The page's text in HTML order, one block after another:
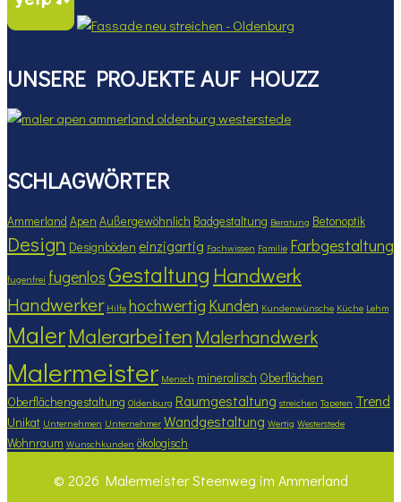
UNSERE PROJEKTE AUF HOUZZ
SCHLAGWÖRTER
Ammerland Apen Außergewöhnlich Badgestaltung Beratung Betonoptik
Design Designböden einzigartig Fachwissen Familie Farbgestaltung
fugenfrei fugenlos Gestaltung Handwerk
Handwerker Hilfe hochwertig Kunden Kundenwünsche Küche Lehm
MalerMalerarbeitenMalerhandwerk
Malermeister Mensch mineralisch Oberflächen
Oberflächengestaltung Oldenburg Raumgestaltung streichen Tapeten Trend
Unikat Unternehmen Unternehmer Wandgestaltung Wertig Westerstede
Wohnraum Wunschkunden ökologisch
© 2026 Malermeister Steenweg im Ammerland